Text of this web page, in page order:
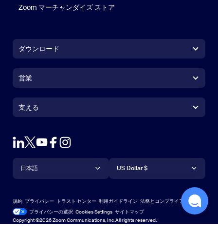
Zoom マーチャンダイズ ストア
ダウンロード
Zoom Rooms アプリZoom Rooms アプリ
Zoom Rooms コントローラ
Outlook プラグイン
Androidアプリ
営業
営業担当にお問い合わせ
デモを申し込む
ウェビナーとイベント
Zoom Experience CenterZoom Experience Center
支える
支える
アカウント
サポートセンター
ラーニングセンター
テクニカルコンテンツライブラリテクニカルコンテンツライブラ
フィードバック
言語
日本語
English
Español
通貨
US Dollar $
Copyright ©2026 Zoom Communications, Inc.All rights reserved.
規約 プライバシー トラスト センター 利用ガイドライン 法務とコンプライアンス
プライバシーの選択 Cookies Settings サイトマップ
サイトマップ